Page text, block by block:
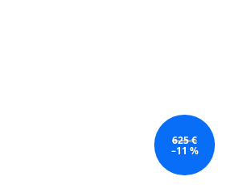
625 €
–11 %